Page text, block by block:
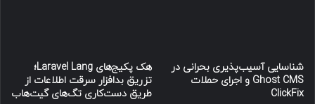
شناسایی آسیب‌پذیری بحرانی در
Ghost CMS و اجرای حملات
ClickFix
هک پکیج‌های Laravel Lang؛
تزریق بدافزار سرقت اطلاعات از
طریق دست‌کاری تگ‌های گیت‌هاب